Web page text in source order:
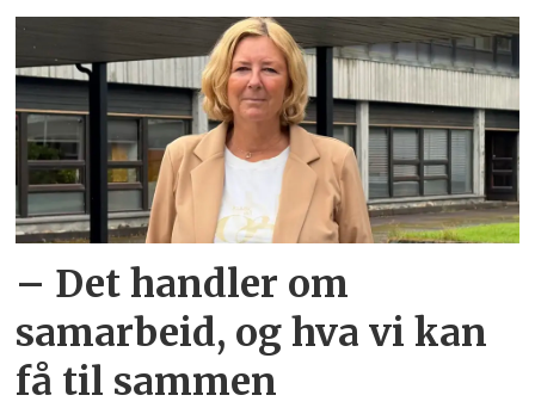
– Det handler om
samarbeid, og hva vi kan
få til sammen